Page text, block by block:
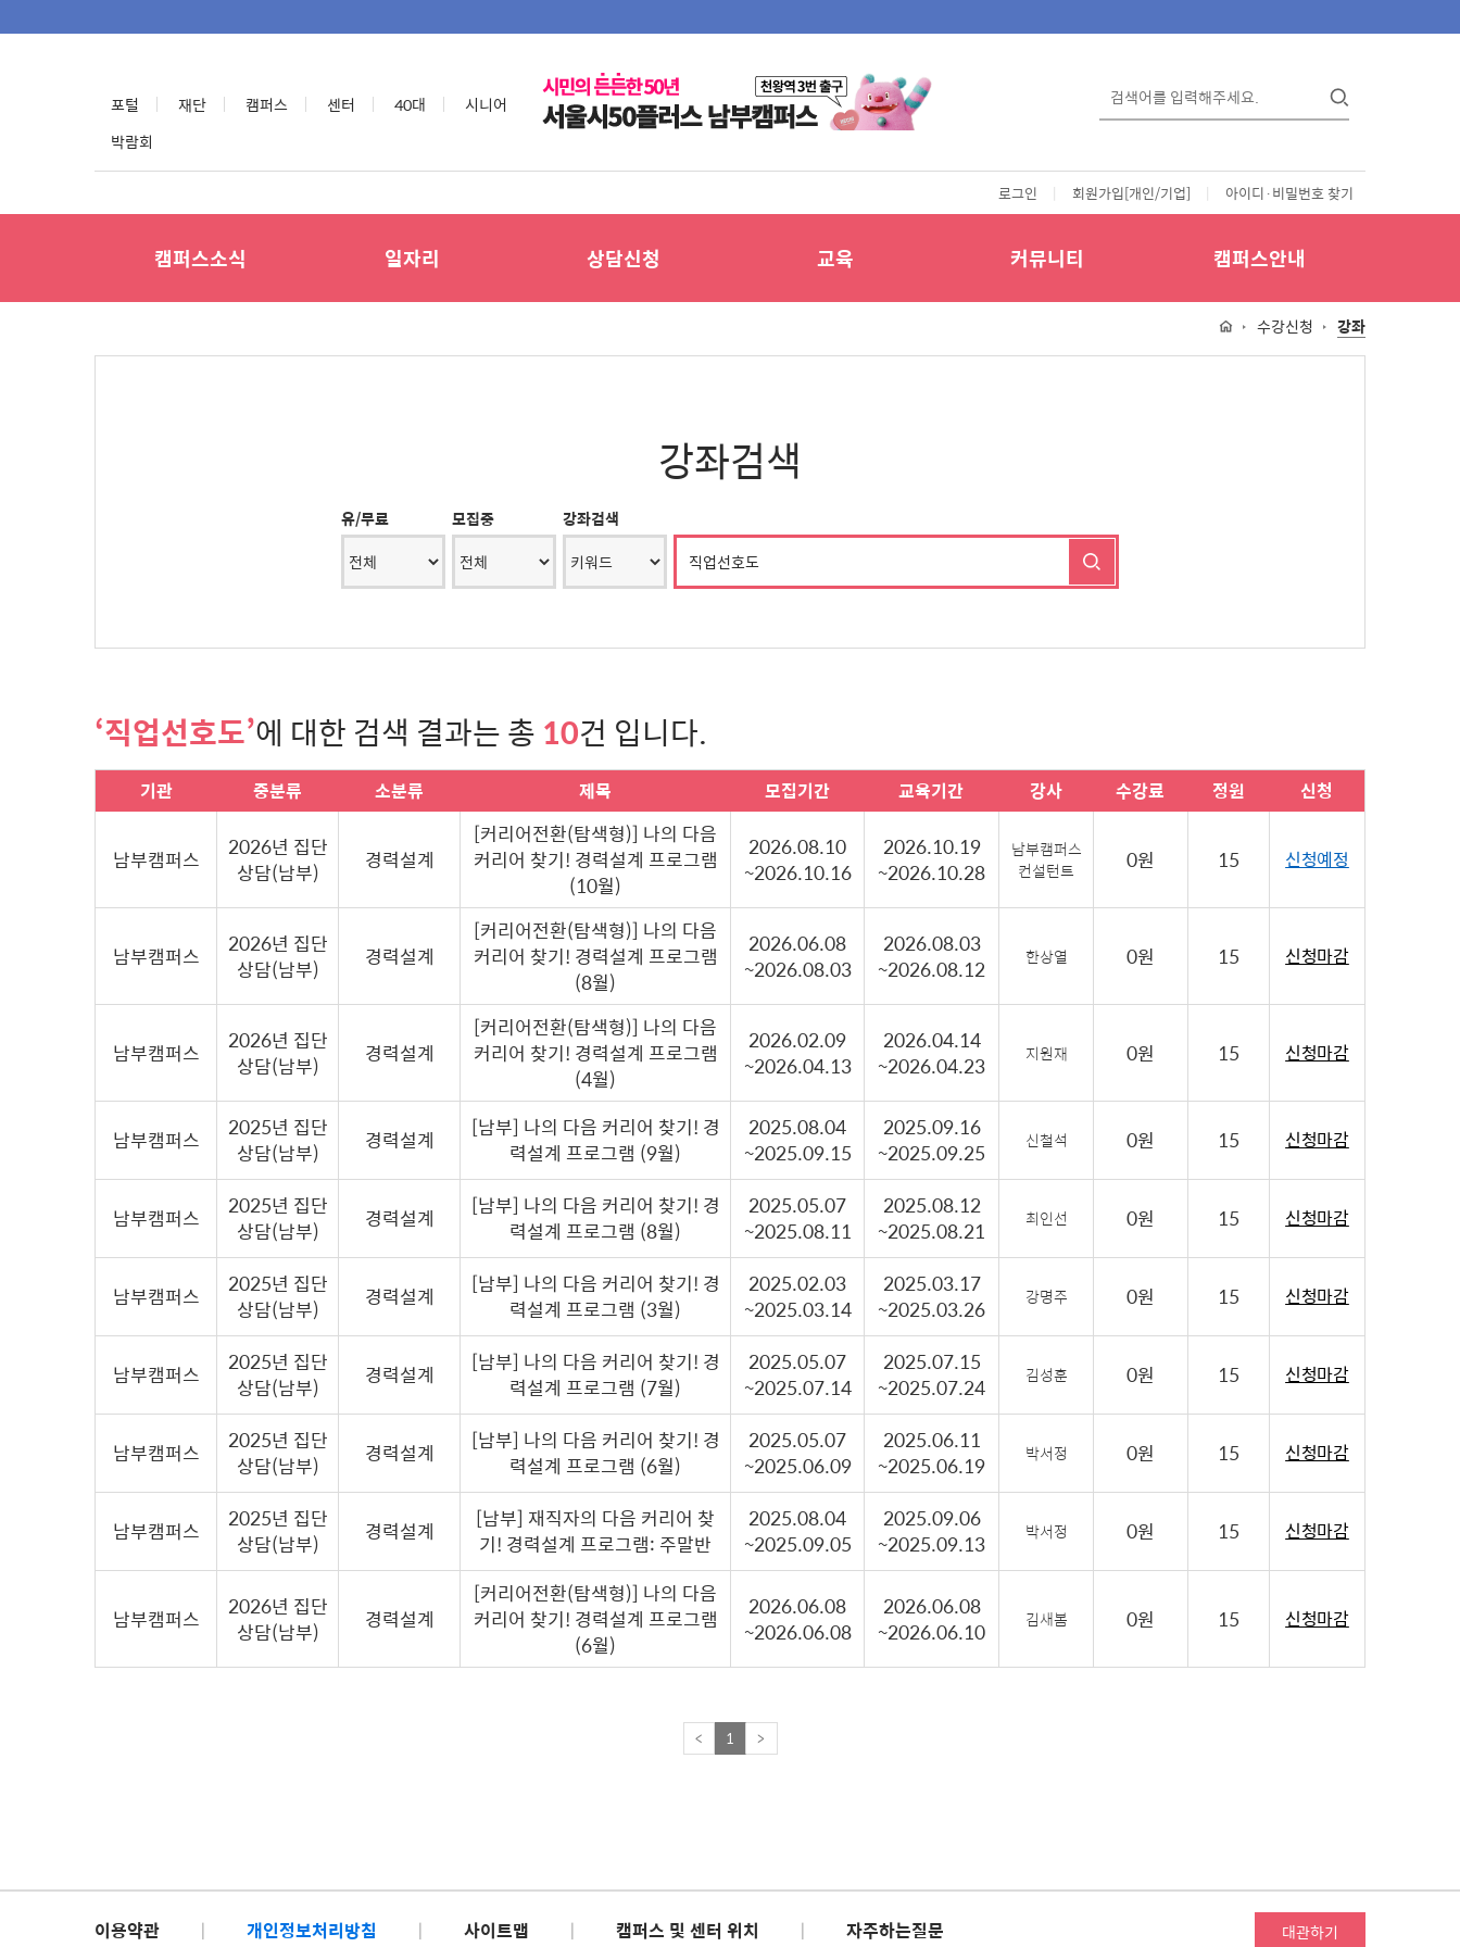
포털 재단 캠퍼스 센터 40대
시니어
박람회
로그인 | 회원가입[개인/기업] | 아이디·비밀번호 찾기
캠퍼스소식 일자리 상담신청 교육 커뮤니티 캠퍼스안내
수강신청 강좌
강좌검색
유/무료 모집중 강좌검색
‘직업선호도’에 대한 검색 결과는 총 10건 입니다.
기관 중분류 소분류 제목 모집기간 교육기간 강사 수강료 정원 신청
남부캠퍼스
2026년 집단
상담(남부)
경력설계
[커리어전환(탐색형)] 나의 다음
커리어 찾기! 경력설계 프로그램
(10월)
2026.08.10
~2026.10.16
2026.10.19
~2026.10.28
남부캠퍼스
컨설턴트
0원 15 신청예정
남부캠퍼스
2026년 집단
상담(남부)
경력설계
[커리어전환(탐색형)] 나의 다음
커리어 찾기! 경력설계 프로그램
(8월)
2026.06.08
~2026.08.03
2026.08.03
~2026.08.12
한상열 0원 15 신청마감
남부캠퍼스
2026년 집단
상담(남부)
경력설계
[커리어전환(탐색형)] 나의 다음
커리어 찾기! 경력설계 프로그램
(4월)
2026.02.09
~2026.04.13
2026.04.14
~2026.04.23
지원재 0원 15 신청마감
남부캠퍼스
2025년 집단
상담(남부)
경력설계
[남부] 나의 다음 커리어 찾기! 경
력설계 프로그램 (9월)
2025.08.04
~2025.09.15
2025.09.16
~2025.09.25
신철석 0원 15 신청마감
남부캠퍼스
2025년 집단
상담(남부)
경력설계
[남부] 나의 다음 커리어 찾기! 경
력설계 프로그램 (8월)
2025.05.07
~2025.08.11
2025.08.12
~2025.08.21
최인선 0원 15 신청마감
남부캠퍼스
2025년 집단
상담(남부)
경력설계
[남부] 나의 다음 커리어 찾기! 경
력설계 프로그램 (3월)
2025.02.03
~2025.03.14
2025.03.17
~2025.03.26
강명주 0원 15 신청마감
남부캠퍼스
2025년 집단
상담(남부)
경력설계
[남부] 나의 다음 커리어 찾기! 경
력설계 프로그램 (7월)
2025.05.07
~2025.07.14
2025.07.15
~2025.07.24
김성훈 0원 15 신청마감
남부캠퍼스
2025년 집단
상담(남부)
경력설계
[남부] 나의 다음 커리어 찾기! 경
력설계 프로그램 (6월)
2025.05.07
~2025.06.09
2025.06.11
~2025.06.19
박서정 0원 15 신청마감
남부캠퍼스
2025년 집단
상담(남부)
경력설계
[남부] 재직자의 다음 커리어 찾
기! 경력설계 프로그램: 주말반
2025.08.04
~2025.09.05
2025.09.06
~2025.09.13
박서정 0원 15 신청마감
남부캠퍼스
2026년 집단
상담(남부)
경력설계
[커리어전환(탐색형)] 나의 다음
커리어 찾기! 경력설계 프로그램
(6월)
2026.06.08
~2026.06.08
2026.06.08
~2026.06.10
김새봄 0원 15 신청마감
< 1 >
이용약관 | 개인정보처리방침 | 사이트맵 | 캠퍼스 및 센터 위치 | 자주하는질문 대관하기